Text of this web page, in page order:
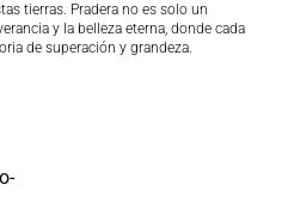
tierras. Pradera no es solo un
y la belleza eterna, donde cada
de superación y grandeza.